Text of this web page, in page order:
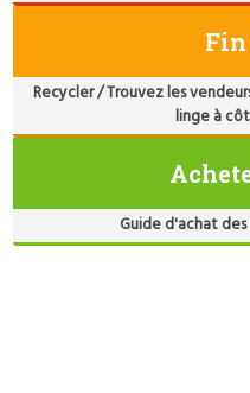
Recycler / Trouvez les
linge à
Guide d'achat